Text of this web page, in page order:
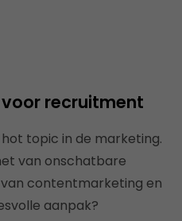
recruitment
topic in de marketing.
van onschatbare
contentmarketing en
aanpak?